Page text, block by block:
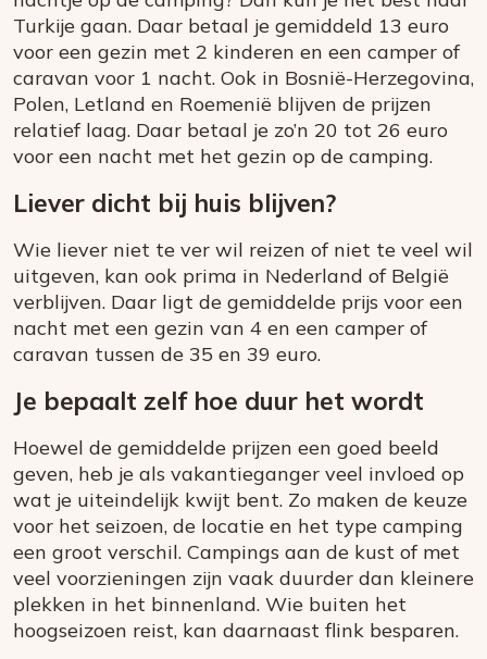
Turkije gaan. Daar betaal je gemiddeld 13 euro
voor een gezin met 2 kinderen en een camper of
caravan voor 1 nacht. Ook in Bosnië-Herzegovina,
Polen, Letland en Roemenië blijven de prijzen
relatief laag. Daar betaal je zo’n 20 tot 26 euro
voor een nacht met het gezin op de camping.
Liever dicht bij huis blijven?
Wie liever niet te ver wil reizen of niet te veel wil
uitgeven, kan ook prima in Nederland of België
verblijven. Daar ligt de gemiddelde prijs voor een
nacht met een gezin van 4 en een camper of
caravan tussen de 35 en 39 euro.
Je bepaalt zelf hoe duur het wordt
Hoewel de gemiddelde prijzen een goed beeld
geven, heb je als vakantieganger veel invloed op
wat je uiteindelijk kwijt bent. Zo maken de keuze
voor het seizoen, de locatie en het type camping
een groot verschil. Campings aan de kust of met
veel voorzieningen zijn vaak duurder dan kleinere
plekken in het binnenland. Wie buiten het
hoogseizoen reist, kan daarnaast flink besparen.